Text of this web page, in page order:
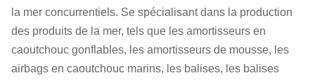
la mer concurrentiels. Se spécialisant dans la production
des produits de la mer, tels que les amortisseurs en
caoutchouc gonflables, les amortisseurs de mousse, les
airbags en caoutchouc marins, les balises, les balises